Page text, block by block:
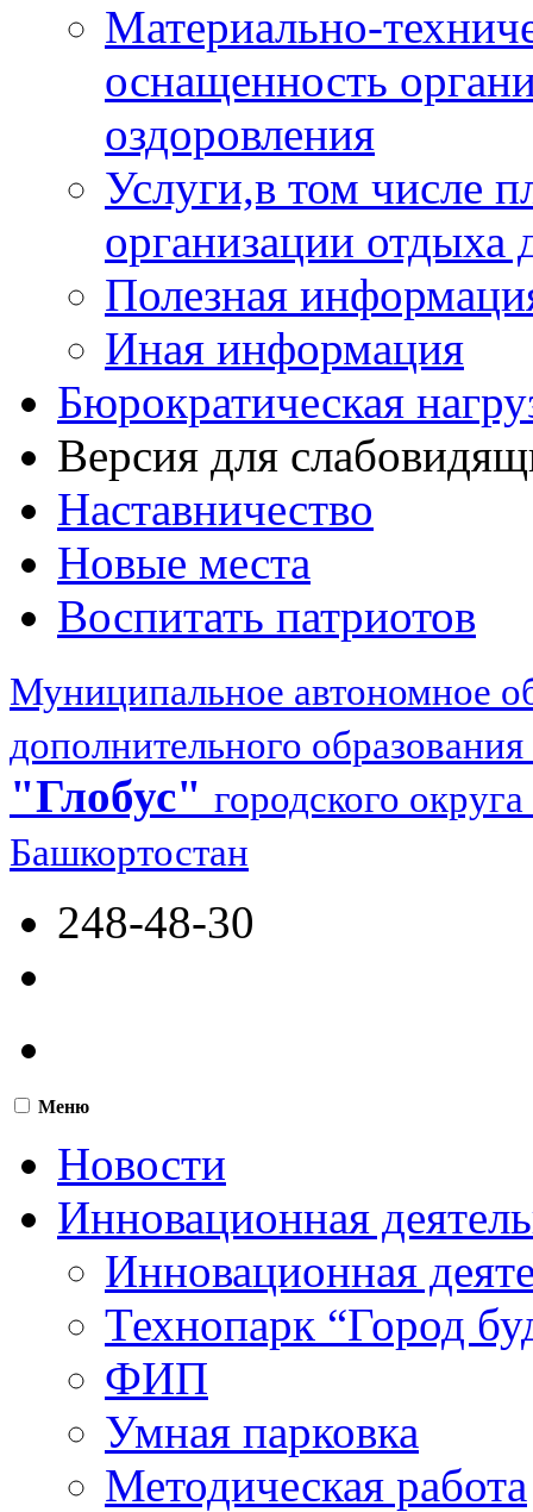
Материально-
оснащенность
оздоровления
Услуги,в том числе
организации отдыха
Полезная
Иная информация
Бюрократическая
Версия для
Наставничество
Новые места
Воспитать патриотов
Муниципальное автономное
дополнительного образования
"Глобус" городского
Башкортостан
248-48-30
Меню
Новости
Инновационная
Инновационная
Технопарк “Город
ФИП
Умная парковка
Методическая работа